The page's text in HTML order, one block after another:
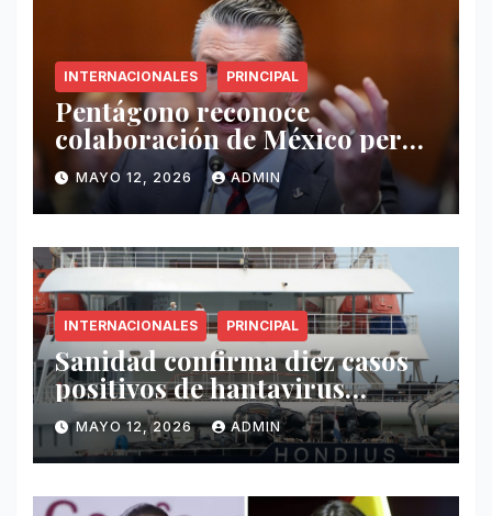
INTERNACIONALES PRINCIPAL
Pentágono reconoce
colaboración de México pero
exige mayor operatividad
antidrogas
MAYO 12, 2026 ADMIN
INTERNACIONALES PRINCIPAL
Sanidad confirma diez casos
positivos de hantavirus
vinculados al crucero MV
Hondius
MAYO 12, 2026 ADMIN